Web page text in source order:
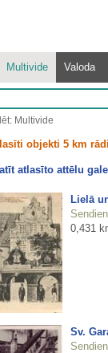
Multivide Valoda
Multivide
objekti 5 km
atlasīto attēlu
Lielā
0,431
Sv.